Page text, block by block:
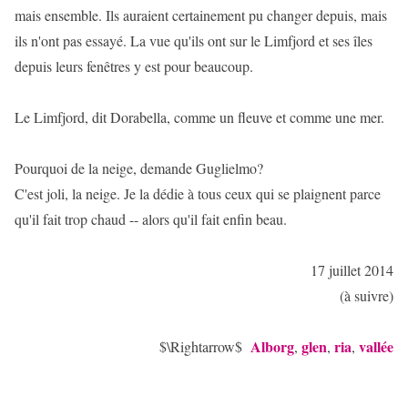
mais ensemble. Ils auraient certainement pu changer depuis, mais
ils n'ont pas essayé. La vue qu'ils ont sur le Limfjord et ses îles
depuis leurs fenêtres y est pour beaucoup.
Le Limfjord, dit Dorabella, comme un fleuve et comme une mer.
Pourquoi de la neige, demande Guglielmo?
C'est joli, la neige. Je la dédie à tous ceux qui se plaignent parce
qu'il fait trop chaud -- alors qu'il fait enfin beau.
17 juillet 2014
(à suivre)
$\Rightarrow$ Alborg, glen, ria, vallée